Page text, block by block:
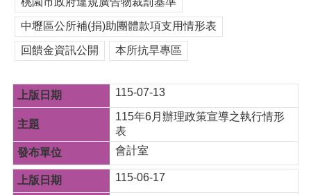
紹
訊
息
告
活
便
民
資
訊
中壢區公所補(捐)助團體款項支用情形表
回饋金資訊公開 本所抗旱專區
115-07-13
115年6月辦理政策宣導之執行情形
表
會計室
115-06-17